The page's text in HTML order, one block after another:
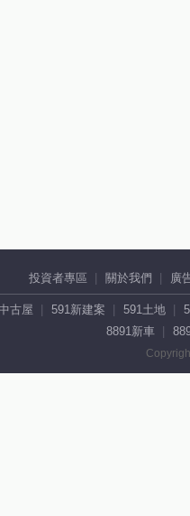
投資者專區 關於我們 廣
古屋 591新建案 591土地
8891新車